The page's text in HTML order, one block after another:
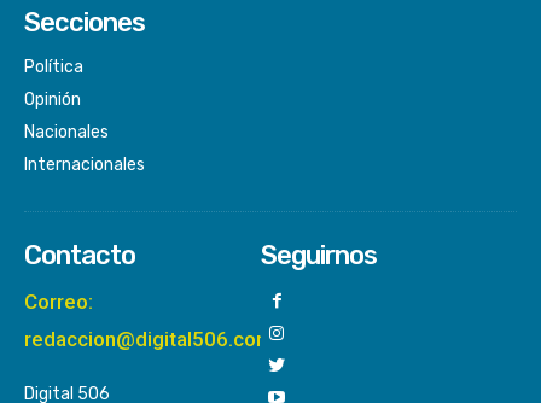
Secciones
Política
Opinión
Nacionales
Internacionales
Contacto
Correo:
redaccion@digital506.com
Digital 506
Seguirnos